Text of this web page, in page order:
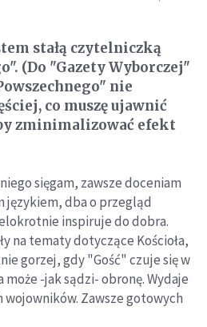
stałą czytelniczką
(Do "Gazety Wyborczej"
nie
co muszę ujawnić
zminimalizować efekt
sięgam, zawsze doceniam
językiem, dba o przegląd
inspiruje do dobra.
na tematy dotyczące Kościoła,
gorzej, gdy "Gość" czuje się w
-jak sądzi- obronę. Wydaje
wojowników. Zawsze gotowych